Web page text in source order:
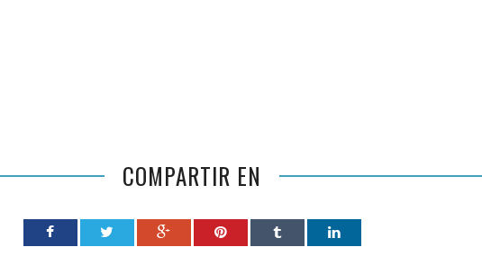
COMPARTIR EN